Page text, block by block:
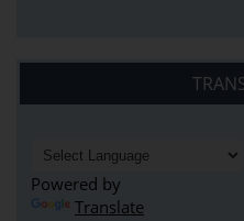
Powered by
Translate